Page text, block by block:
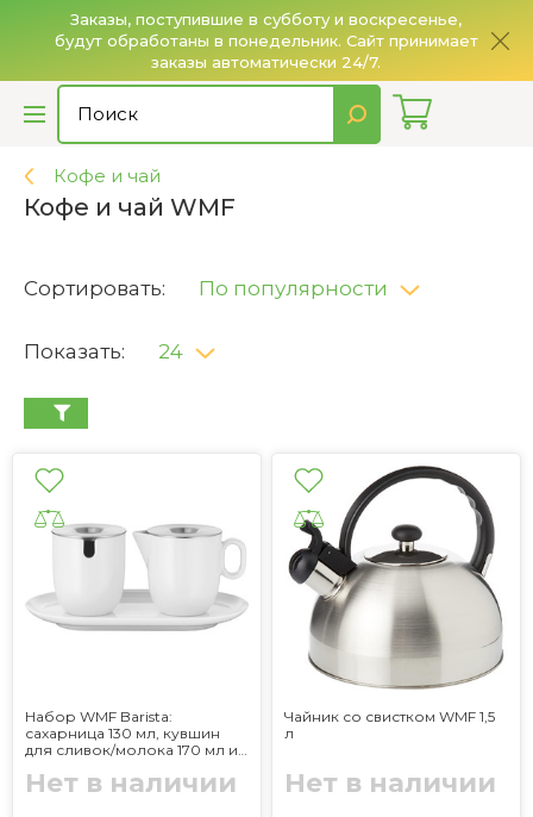
Заказы, поступившие в субботу и воскресенье,
будут обработаны в понедельник. Сайт принимает
заказы автоматически 24/7.
Кофе и чай
Кофе и чай WMF
Сортировать: По популярности
Показать: 24
Набор WMF Barista:
сахарница 130 мл, кувшин
для сливок/молока 170 мл и
Нет в наличии
Чайник со свистком WMF 1,5
л
Нет в наличии